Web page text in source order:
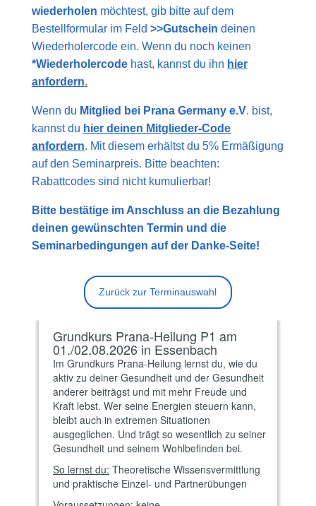
wiederholen möchtest, gib bitte auf dem
Bestellformular im Feld >>Gutschein deinen
Wiederholercode ein. Wenn du noch keinen
*Wiederholercodehast, kannst du ihn hier
anfordern.
Wenn du Mitglied bei Prana Germany e.V. bist,
kannst du hier deinen Mitglieder-Code
anfordern. Mit diesem erhältst du 5% Ermäßigung
auf den Seminarpreis. Bitte beachten:
Rabattcodes sind nicht kumulierbar!
Bitte bestätige im Anschluss an die Bezahlung
deinen gewünschten Termin und die
Seminarbedingungen auf der Danke-Seite!
Zurück zur Terminauswahl